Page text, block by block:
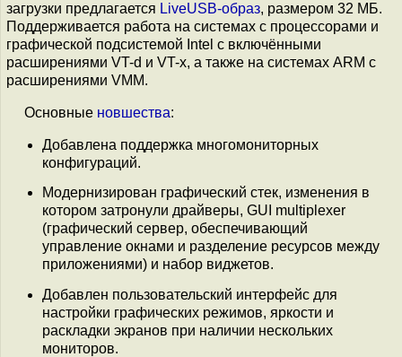
загрузки предлагается LiveUSB-образ, размером 32 МБ.
Поддерживается работа на системах с процессорами и
графической подсистемой Intel с включёнными
расширениями VT-d и VT-x, а также на системах ARM с
расширениями VMM.
Основные новшества:
Добавлена поддержка многомониторных
конфигураций.
Модернизирован графический стек, изменения в
котором затронули драйверы, GUI multiplexer
(графический сервер, обеспечивающий
управление окнами и разделение ресурсов между
приложениями) и набор виджетов.
Добавлен пользовательский интерфейс для
настройки графических режимов, яркости и
раскладки экранов при наличии нескольких
мониторов.